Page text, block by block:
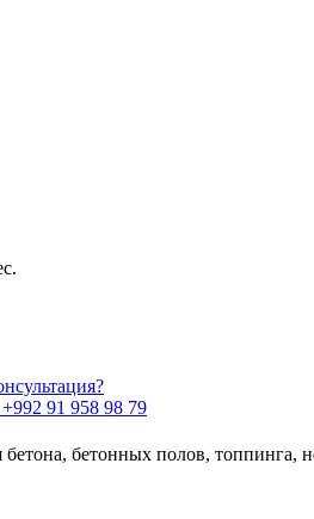
91 958 98 79
бетонных полов, топпинга,